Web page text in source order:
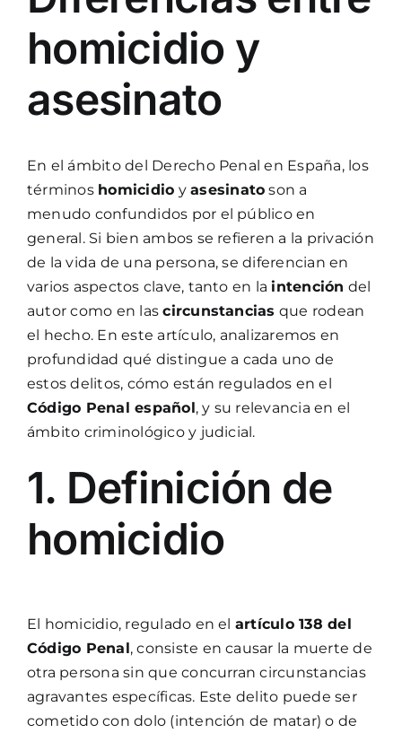
homicidio y
asesinato
En el ámbito del Derecho Penal en España, los
términos homicidio yasesinato son a
menudo confundidos por el público en
general. Si bien ambos se refieren a la privación
de la vida de una persona, se diferencian en
varios aspectos clave, tanto en la intención del
autor como en lascircunstancias que rodean
el hecho. En este artículo, analizaremos en
profundidad qué distingue a cada uno de
estos delitos, cómo están regulados en el
Código Penal español, y su relevancia en el
ámbito criminológico y judicial.
1. Definición de
homicidio
El homicidio, regulado en el artículo 138 del
Código Penal, consiste en causar la muerte de
otra persona sin que concurran circunstancias
agravantes específicas. Este delito puede ser
cometido con dolo (intención de matar) o de